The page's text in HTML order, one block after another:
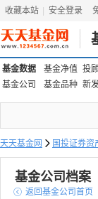
收藏本站 安全登录
基金数据 基金净值 投
基金公司
基金品种 新
天天基金网  国投证券资
基金公司档案
 返回基金公司首页